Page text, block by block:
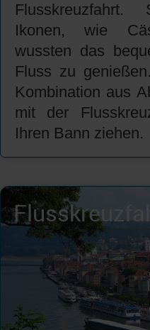
Ikonen, wie
wussten das
Fluss zu
Kombination aus
mit der
Ihren Bann ziehen.